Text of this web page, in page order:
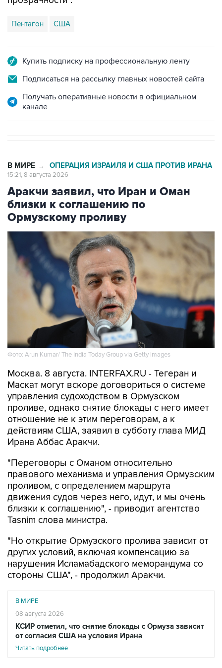
Пентагон США
Купить подписку на профессиональную ленту
Подписаться на рассылку главных новостей сайта
Получать оперативные новости в официальном
канале
В МИРЕ → ОПЕРАЦИЯ ИЗРАИЛЯ И США ПРОТИВ ИРАНА
15:21, 8 августа 2026
Аракчи заявил, что Иран и Оман
близки к соглашению по
Ормузскому проливу
Фото: Arun Kumar/ The India Today Group via Getty Images
Москва. 8 августа. INTERFAX.RU - Тегеран и
Маскат могут вскоре договориться о системе
управления судоходством в Ормузском
проливе, однако снятие блокады с него имеет
отношение не к этим переговорам, а к
действиям США, заявил в субботу глава МИД
Ирана Аббас Аракчи.
"Переговоры с Оманом относительно
правового механизма и управления Ормузским
проливом, с определением маршрута
движения судов через него, идут, и мы очень
близки к соглашению", - приводит агентство
Tasnim слова министра.
"Но открытие Ормузского пролива зависит от
других условий, включая компенсацию за
нарушения Исламабадского меморандума со
стороны США", - продолжил Аракчи.
В МИРЕ
08 августа 2026
КСИР отметил, что снятие блокады с Ормуза зависит
от согласия США на условия Ирана
Читать подробнее